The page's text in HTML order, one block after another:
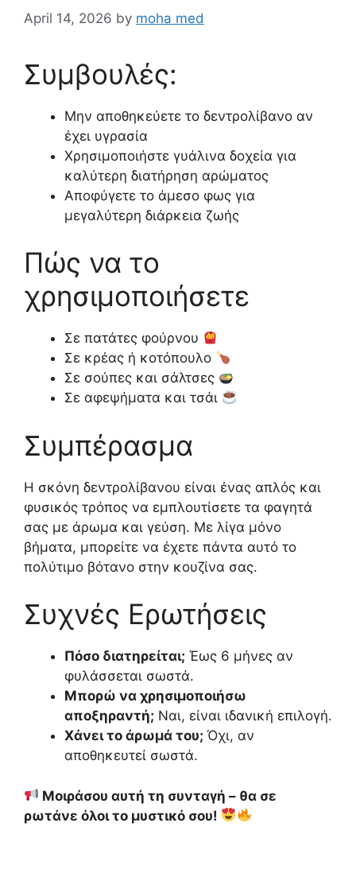
April 14, 2026 by moha med
Συμβουλές:
Μην αποθηκεύετε το δεντρολίβανο αν
έχει υγρασία
Χρησιμοποιήστε γυάλινα δοχεία για
καλύτερη διατήρηση αρώματος
Αποφύγετε το άμεσο φως για
μεγαλύτερη διάρκεια ζωής
Πώς να το
χρησιμοποιήσετε
Σε πατάτες φούρνου
Σε κρέας ή κοτόπουλο
Σε σούπες και σάλτσες
Σε αφεψήματα και τσάι
Συμπέρασμα
Η σκόνη δεντρολίβανου είναι ένας απλός και
φυσικός τρόπος να εμπλουτίσετε τα φαγητά
σας με άρωμα και γεύση. Με λίγα μόνο
βήματα, μπορείτε να έχετε πάντα αυτό το
πολύτιμο βότανο στην κουζίνα σας.
Συχνές Ερωτήσεις
Πόσο διατηρείται; Έως 6 μήνες αν
φυλάσσεται σωστά.
Μπορώ να χρησιμοποιήσω
αποξηραντή; Ναι, είναι ιδανική επιλογή.
Χάνει το άρωμά του; Όχι, αν
αποθηκευτεί σωστά.
Μοιράσου αυτή τη συνταγή – θα σε
ρωτάνε όλοι το μυστικό σου!